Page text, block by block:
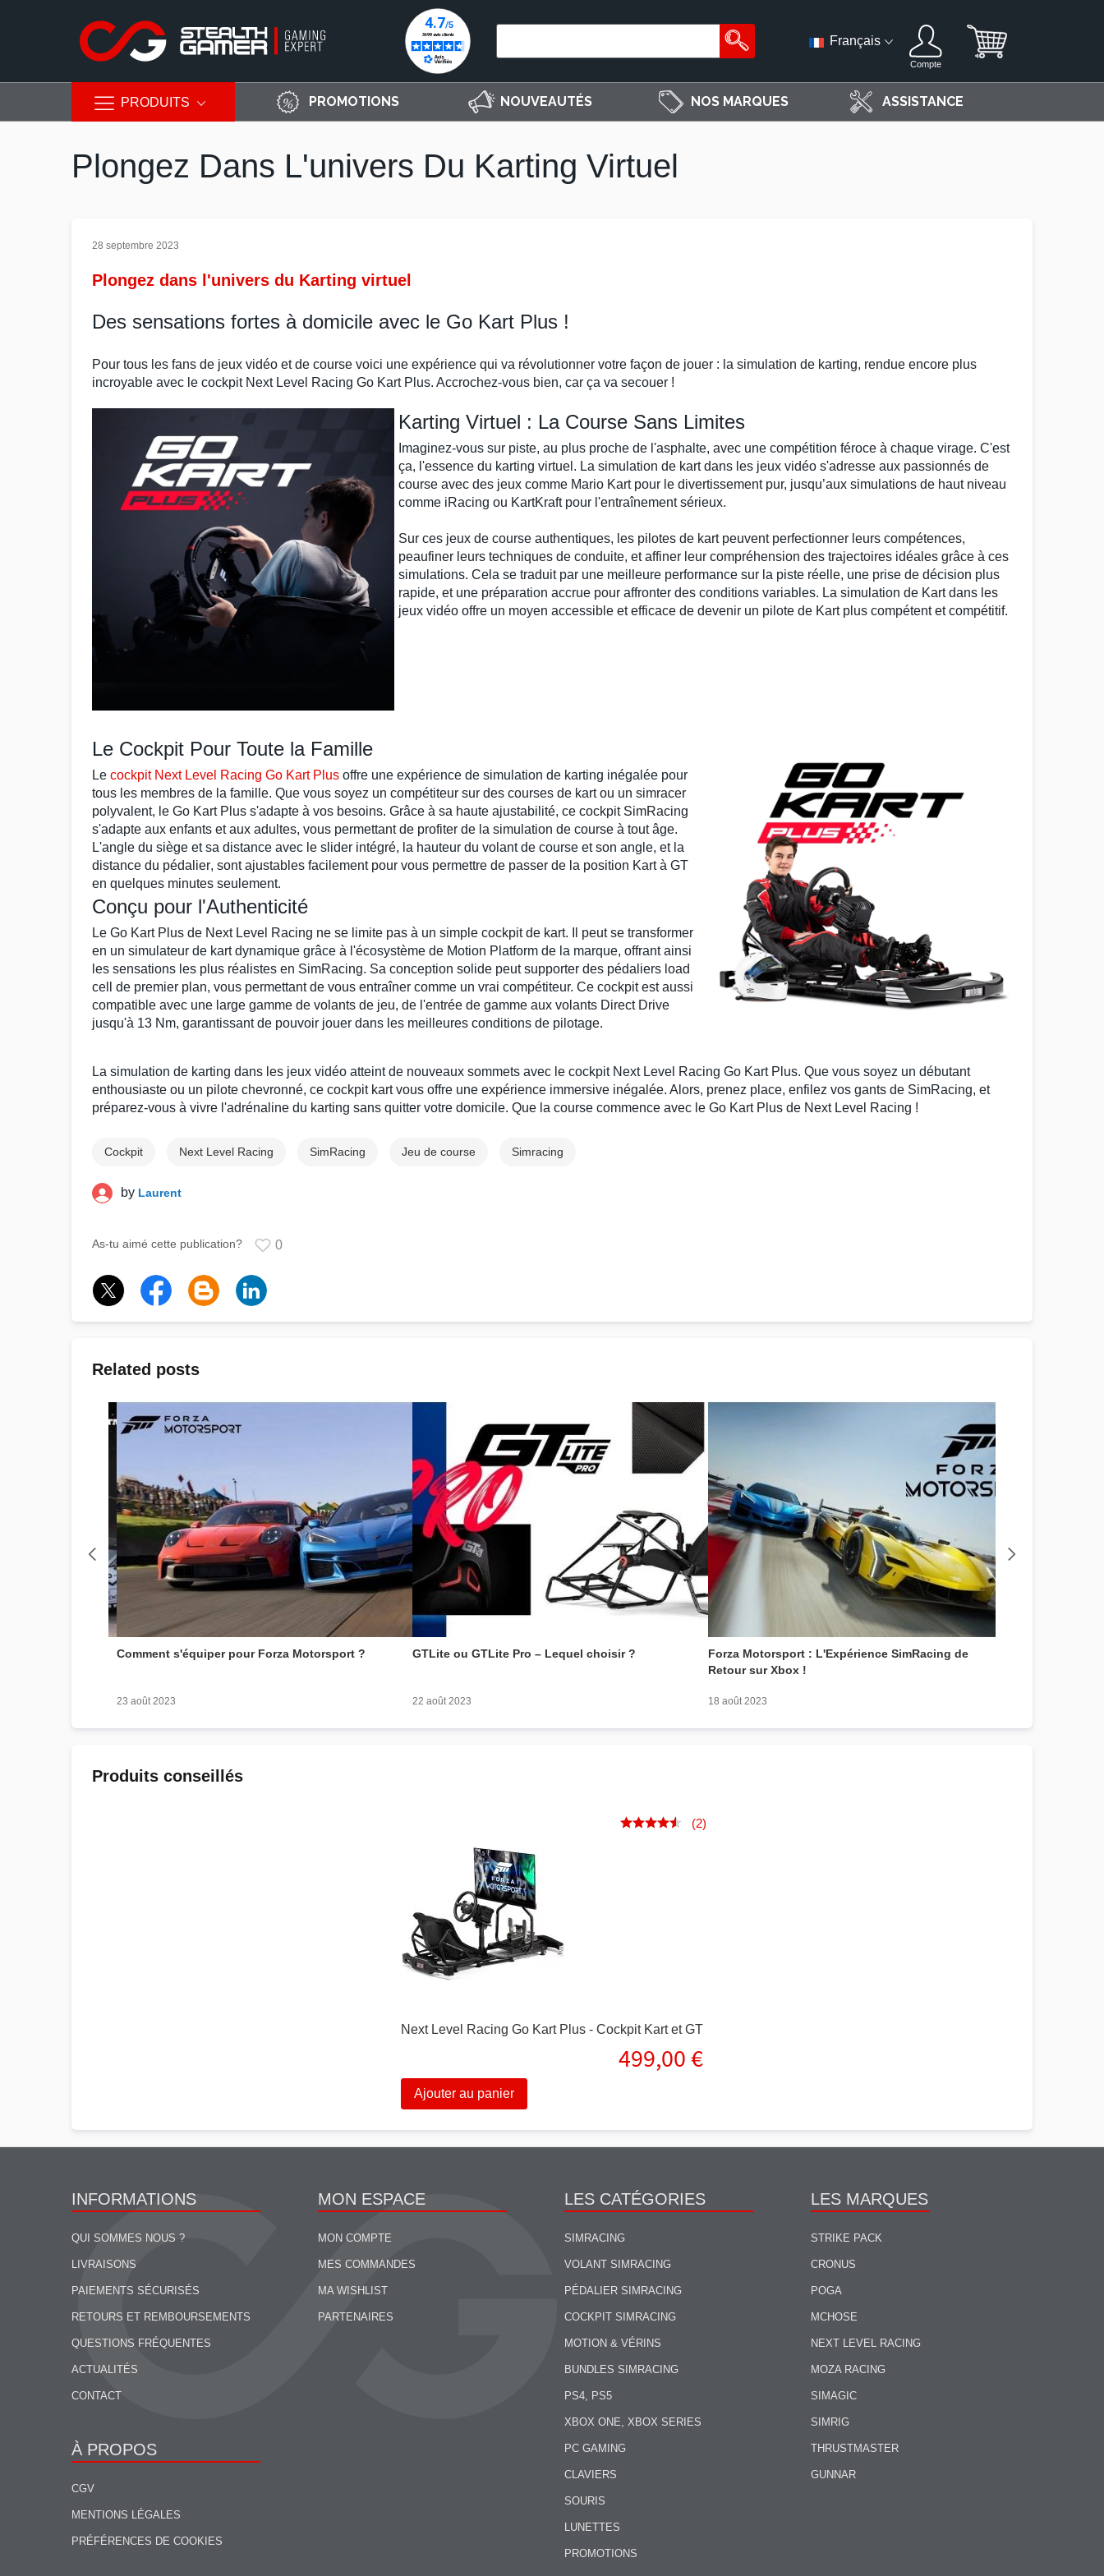
PRODUITS
Français
Compte
PROMOTIONS NOUVEAUTÉS NOS MARQUES ASSISTANCE
Plongez Dans L'univers Du Karting Virtuel
28 septembre 2023
Plongez dans l'univers du Karting virtuel
Des sensations fortes à domicile avec le Go Kart Plus !
Pour tous les fans de jeux vidéo et de course voici une expérience qui va révolutionner votre façon de jouer : la simulation de karting, rendue encore plus
incroyable avec le cockpit Next Level Racing Go Kart Plus. Accrochez-vous bien, car ça va secouer !
Karting Virtuel : La Course Sans Limites
Imaginez-vous sur piste, au plus proche de l'asphalte, avec une compétition féroce à chaque virage. C'est
ça, l'essence du karting virtuel . Lasimulation de kartdans les jeux vidéo s'adresse aux passionnés de
courseavec des jeux comme Mario Kartpour le divertissement pur, jusqu’auxsimulationsde haut niveau
comme iRacing ou KartKraftpour l'entraînement sérieux.
Sur ces jeux de course authentiques, les pilotes de kartpeuvent perfectionner leurs compétences,
peaufiner leurstechniques de conduite, et affiner leur compréhension des trajectoires idéales grâce à ces
simulations. Cela se traduit par une meilleure performance sur la piste réelle, une prise de décision plus
rapide, et une préparation accrue pour affronter des conditions variables. Lasimulation de Kartdans les
jeux vidéo offre un moyen accessible et efficace dedevenir un pilote de Kartplus compétent et compétitif.
Le Cockpit Pour Toute la Famille
Le cockpit Next Level Racing Go Kart Plus offre une expérience de simulation de karting inégalée pour
tous les membres de la famille. Que vous soyez un compétiteur sur des courses de kartou un simracer
polyvalent, le Go Kart Plus s'adapte à vos besoins. Grâce à sa haute ajustabilité, ce cockpit SimRacing
s'adapte aux enfants et aux adultes, vous permettant de profiter de la simulation de course à tout âge.
L'angle du siège et sa distance avec le slider intégré, la hauteur du volant de course et son angle, et la
distance du pédalier, sont ajustables facilement pour vous permettre de passer de la position Kartà GT
en quelques minutes seulement.
Conçu pour l'Authenticité
Le Go Kart Plus de Next Level Racing ne se limite pas à un simple cockpit de kart. Il peut se transformer
en un simulateur de kartdynamique grâce à l'écosystème de Motion Platform de la marque, offrant ainsi
les sensations les plus réalistes en SimRacing. Sa conception solide peut supporter des pédaliers load
cell
de premier plan, vous permettant de vous entraîner comme un vrai compétiteur. Ce cockpitest aussi
compatible avec une large gamme de volants de jeu, de l'entrée de gamme aux volants Direct Drive
jusqu'à 13 Nm, garantissant de pouvoir jouer dans les meilleures conditions de pilotage.
La simulation de karting dans les jeux vidéo atteint de nouveaux sommets avec le cockpit Next Level Racing Go Kart Plus. Que vous soyez un débutant
enthousiaste ou un pilote chevronné, ce cockpit kartvous offre une expérience immersive inégalée. Alors, prenez place, enfilez vos gants de SimRacing, et
préparez-vous à vivre l'adrénaline du karting sans quitter votre domicile. Que la course commence avec le Go Kart Plus de Next Level Racing !
Cockpit Next Level Racing SimRacing Jeu de course Simracing
by Laurent
As-tu aimé cette publication? 0
Related posts
Comment s'équiper pour Forza Motorsport ?
23 août 2023
GTLite ou GTLite Pro – Lequel choisir ?
22 août 2023
Forza Motorsport : L'Expérience SimRacing de
Retour sur Xbox !
18 août 2023
Produits conseillés
Next Level Racing Go Kart Plus - Cockpit Kart et GT
(2)
499,00 €
Ajouter au panier
INFORMATIONS
QUI SOMMES NOUS ?
LIVRAISONS
PAIEMENTS SÉCURISÉS
RETOURS ET REMBOURSEMENTS
QUESTIONS FRÉQUENTES
ACTUALITÉS
CONTACT
À PROPOS
CGV
MENTIONS LÉGALES
PRÉFÉRENCES DE COOKIES
MON ESPACE
MON COMPTE
MES COMMANDES
MA WISHLIST
PARTENAIRES
LES CATÉGORIES
SIMRACING
VOLANT SIMRACING
PÉDALIER SIMRACING
COCKPIT SIMRACING
MOTION & VÉRINS
BUNDLES SIMRACING
PS4, PS5
XBOX ONE, XBOX SERIES
PC GAMING
CLAVIERS
SOURIS
LUNETTES
PROMOTIONS
LES MARQUES
STRIKE PACK
CRONUS
POGA
MCHOSE
NEXT LEVEL RACING
MOZA RACING
SIMAGIC
SIMRIG
THRUSTMASTER
GUNNAR